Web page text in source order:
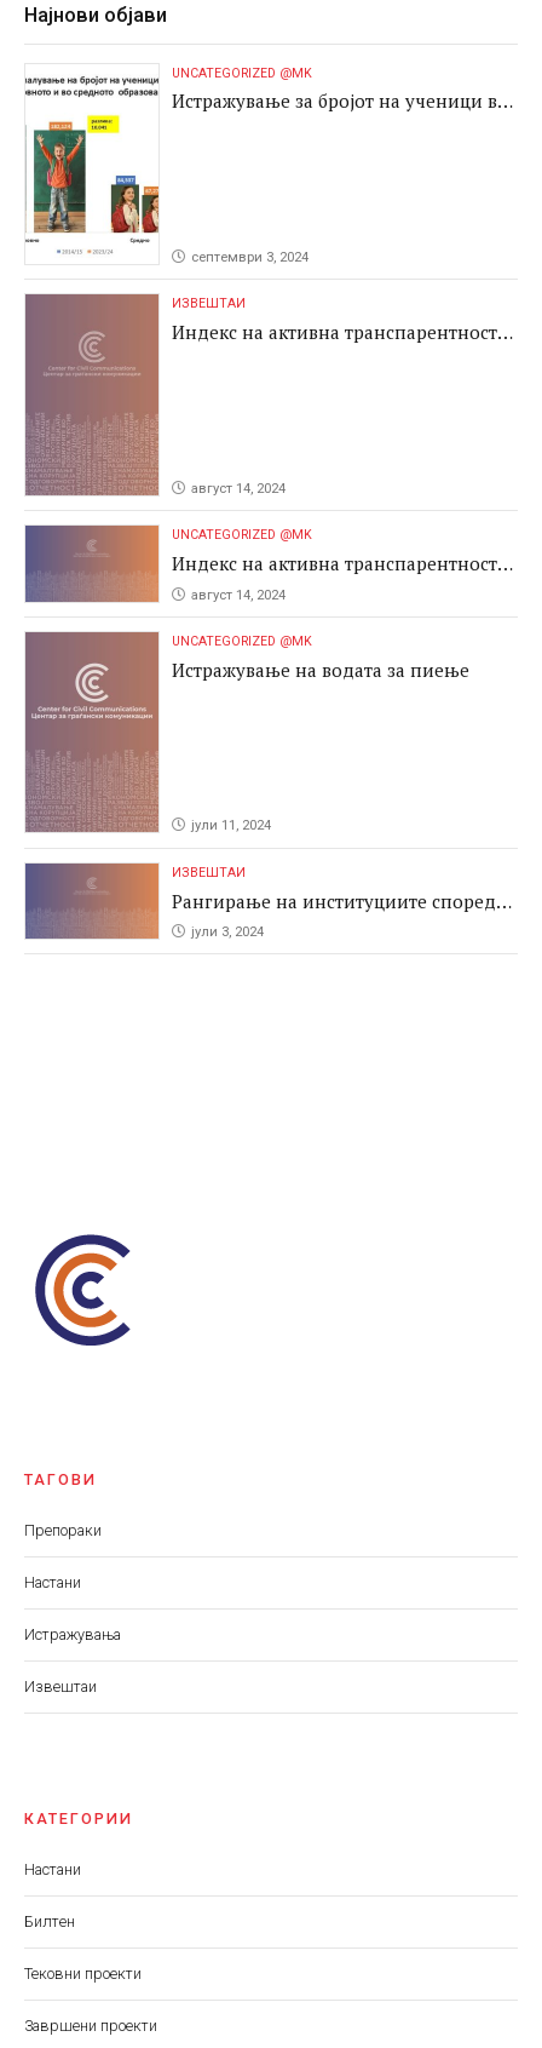
Најнови објави
UNCATEGORIZED @MK
Истражување за бројот на ученици во
септември 3, 2024
ИЗВЕШТАИ
Индекс на активна транспарентност
август 14, 2024
UNCATEGORIZED @MK
Индекс на активна транспарентност
2024август 14, 2024
UNCATEGORIZED @MK
Истражување на водата за пиење
јули 11, 2024
ИЗВЕШТАИ
Рангирање на институциите според
антикорупциските перформаси во
јавните набавки
јули 3, 2024
ТАГОВИ
Препораки
Настани
Истражувања
Извештаи
КАТЕГОРИИ
Настани
Билтен
Тековни проекти
Завршени проекти